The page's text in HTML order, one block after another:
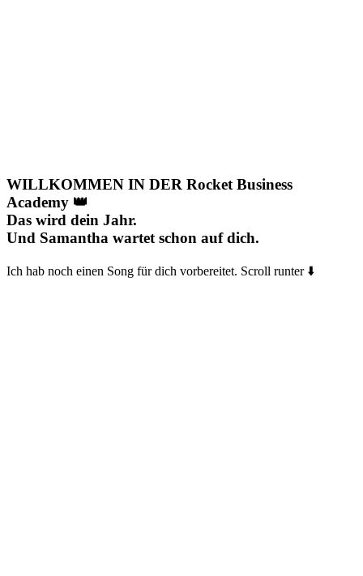
WILLKOMMEN IN DER Rocket Business
Academy 👑
Das wird dein Jahr.
Und Samantha wartet schon auf dich.
Ich hab noch einen Song für dich vorbereitet. Scroll runter ⬇️​